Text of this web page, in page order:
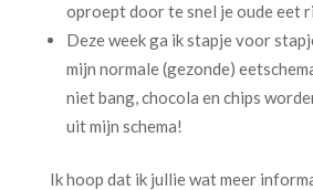
oproept door te snel je oude eet
Deze week ga ik stapje voor
mijn normale (gezonde)
niet bang, chocola en chips
uit mijn schema!
Ik hoop dat ik jullie wat meer